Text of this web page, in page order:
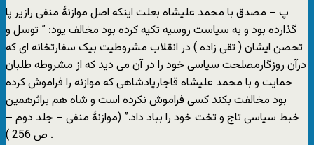
پ – مصدق با محمد علیشاه بعلت اینکه اصل موازنۀ منفی رازیر پا
گذارده بود و به سیاست روسیه تکیه کرده بود مخالف یود: ” توسل و
تحصن ایشان ( تقی زاده ) در انقلاب مشروطیت بیک سفارتخانه ای که
درآن روزگارمصلحت سیاسی خود را در آن می دید که از مشروطه طلبان
حمایت و با محمد علیشاه قاجارپادشاهی که موازنه را فراموش کرده
بود مخالفت بکند کسی فراموش نکرده است و شاه هم براثرهمین
خبط سیاسی تاج و تخت خود را بباد داد.” (موازنۀ منفی – جلد دوم –
ص 256 ) .